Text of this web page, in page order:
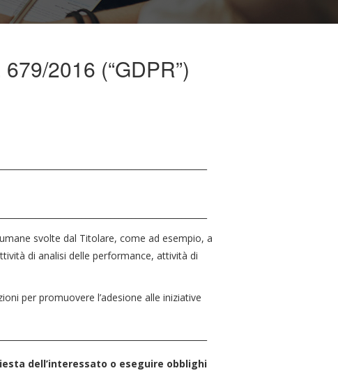
2016 (“GDPR”)
svolte dal Titolare, come ad esempio, a
di analisi delle performance, attività di
per promuovere l’adesione alle iniziative
dell’interessato o eseguire obblighi